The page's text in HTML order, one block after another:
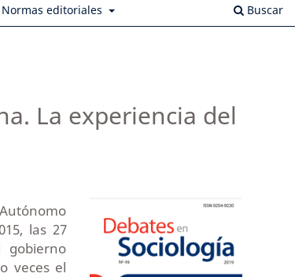
Normas editoriales Buscar
La experiencia del
las 27
gobierno
veces el